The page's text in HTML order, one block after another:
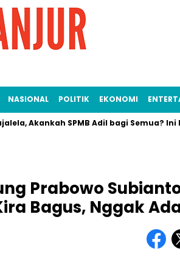
NASIONAL POLITIK EKONOMI
SPMB Adil bagi Semua? Ini
Prabowo
Bagus, Nggak